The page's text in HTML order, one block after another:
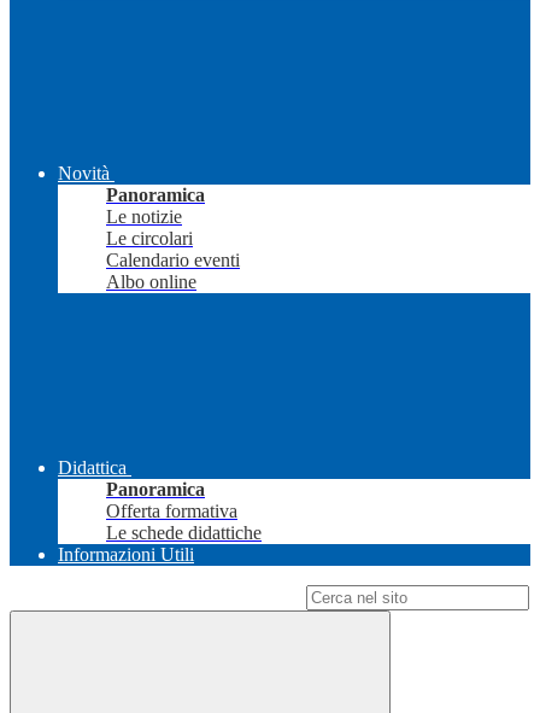
Novità
Panoramica
Le notizie
Le circolari
Calendario eventi
Albo online
Didattica
Panoramica
Offerta formativa
Le schede didattiche
Informazioni Utili